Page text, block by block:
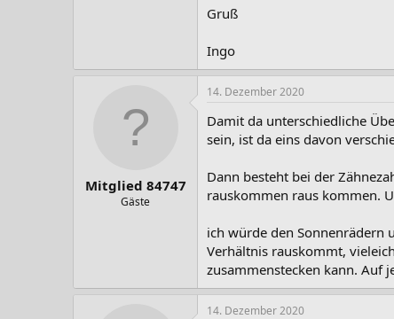
Gruß
Ingo
Mitglied 84747
Gäste
14. Dezember 2020
Damit da unterschiedliche
sein, ist da eins davon
Dann besteht bei der
rauskommen raus kommen.
ich würde den Sonnenrädern
Verhältnis rauskommt,
zusammenstecken kann. Auf
14. Dezember 2020